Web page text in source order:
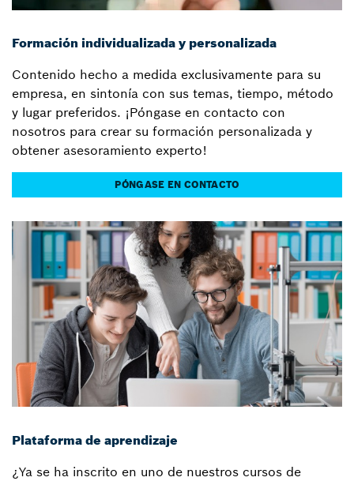
Formación individualizada y personalizada
Contenido hecho a medida exclusivamente para su
empresa, en sintonía con sus temas, tiempo, método
y lugar preferidos. ¡Póngase en contacto con
nosotros para crear su formación personalizada y
obtener asesoramiento experto!
PÓNGASE EN CONTACTO
Plataforma de aprendizaje
¿Ya se ha inscrito en uno de nuestros cursos de